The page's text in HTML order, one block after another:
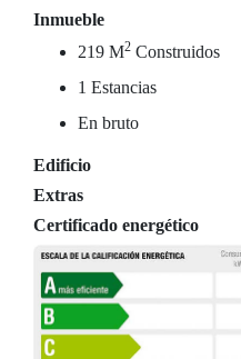
Inmueble
219 M2 Construidos
1 Estancias
En bruto
Edificio
Extras
Certificado energético